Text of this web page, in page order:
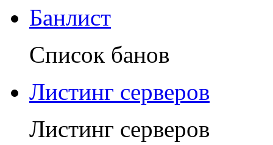
Банлист
Список банов
Листинг серверов
Листинг серверов